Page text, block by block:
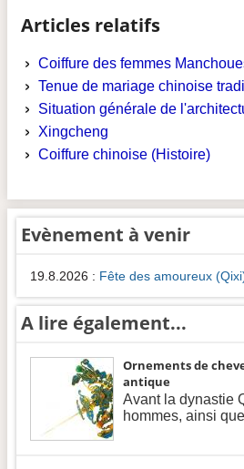
Articles relatifs
Coiffure des femmes
Tenue de mariage chinoise
Situation générale de
Xingcheng
Coiffure chinoise (Histoire)
Evènement à venir
19.8.2026 : Fête des amoureux
A lire également...
Ornements de
antique
Avant la dynastie
hommes, ainsi